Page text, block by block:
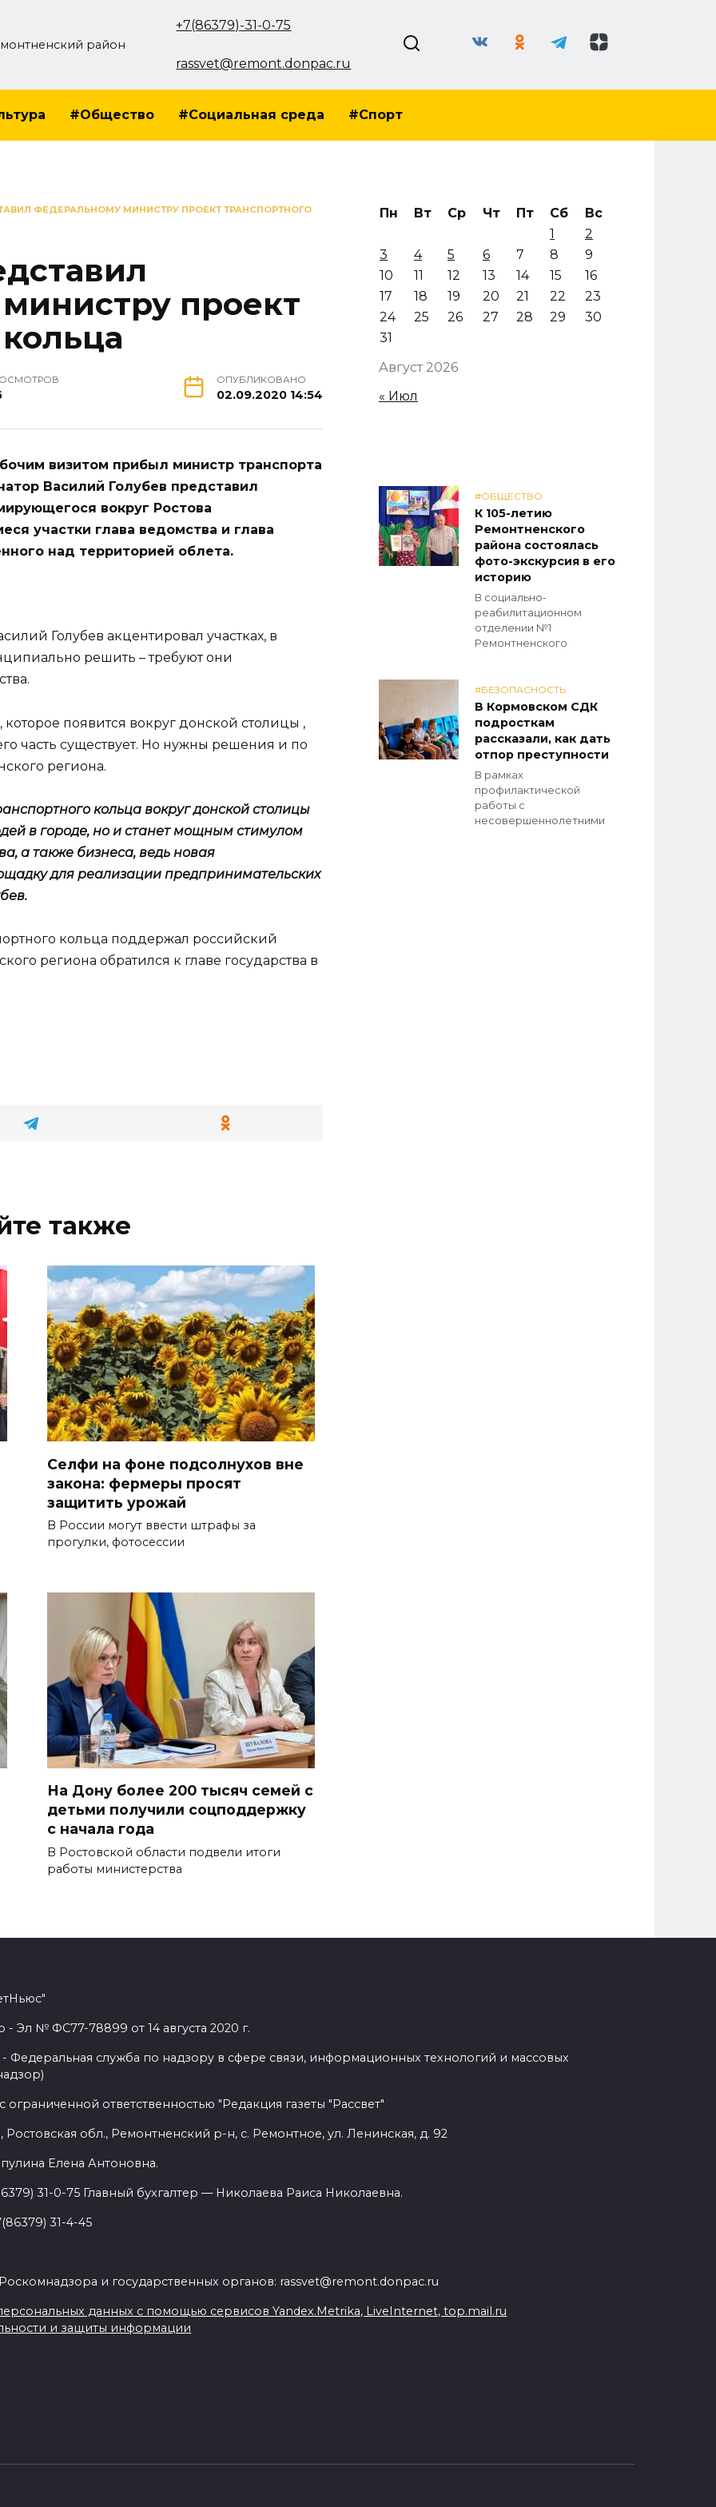
район
+7(86379)-31-0-75
rassvet@remont.donpac.ru
#Общество #Социальная среда #Спорт
ФЕДЕРАЛЬНОМУ МИНИСТРУ ПРОЕКТ ТРАНСПОРТНОГО
проект
ОПУБЛИКОВАНО
02.09.2020 14:54
визитом прибыл министр транспорта
Василий Голубев представил
вокруг Ростова
участки глава ведомства и глава
над территорией облета.
Голубев акцентировал участках, в
решить – требуют они
появится вокруг донской столицы ,
часть существует. Но нужны решения и по
региона.
кольца вокруг донской столицы
в городе, но и станет мощным стимулом
а также бизнеса, ведь новая
для реализации предпринимательских
кольца поддержал российский
региона обратился к главе государства в
также
Селфи на фоне подсолнухов вне
закона: фермеры просят
защитить урожай
В России могут ввести штрафы за
прогулки, фотосессии
На Дону более 200 тысяч семей с
детьми получили соцподдержку
с начала года
В Ростовской области подвели итоги
работы министерства
Август 2026
Пн Вт Ср Чт Пт Сб
Вс
1
2
3
4 5 6 7 8
9
10
11 12 13 14 15
16
17
18 19 20 21 22
23
24
25 26 27 28 29
30
31
« Июл
#ОБЩЕСТВО
К 105-летию
Ремонтненского
района состоялась
фото-экскурсия в его
историю
В социально-
реабилитационном
отделении №1
Ремонтненского
#БЕЗОПАСНОСТЬ
В Кормовском СДК
подросткам
рассказали, как дать
отпор преступности
В рамках
профилактической
работы с
несовершеннолетними
Эл № ФС77-78899 от 14 августа 2020 г.
служба по надзору в сфере связи, информационных технологий и массовых
ответственностью "Редакция газеты "Рассвет"
обл., Ремонтненский р-н, с. Ремонтное, ул. Ленинская, д. 92
Елена Антоновна.
31-0-75 Главный бухгалтер — Николаева Раиса Николаевна.
31-4-45
и государственных органов: rassvet@remont.donpac.ru
данных с помощью сервисов Yandex.Metrika, LiveInternet, top.mail.ru
и защиты информации